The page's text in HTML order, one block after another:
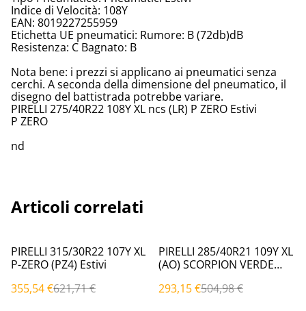
Indice di Velocità: 108Y
EAN: 8019227255959
Etichetta UE pneumatici: Rumore: B (72db)dB
Resistenza: C Bagnato: B
Nota bene: i prezzi si applicano ai pneumatici senza
cerchi. A seconda della dimensione del pneumatico, il
disegno del battistrada potrebbe variare.
PIRELLI 275/40R22 108Y XL ncs (LR) P ZERO Estivi
P ZERO
nd
Articoli correlati
%
PIRELLI 315/30R22 107Y XL
P-ZERO (PZ4) Estivi
355,54 €621,71 €
%
PIRELLI 285/40R21 109Y XL
(AO) SCORPION VERDE
293,15 €504,98 €